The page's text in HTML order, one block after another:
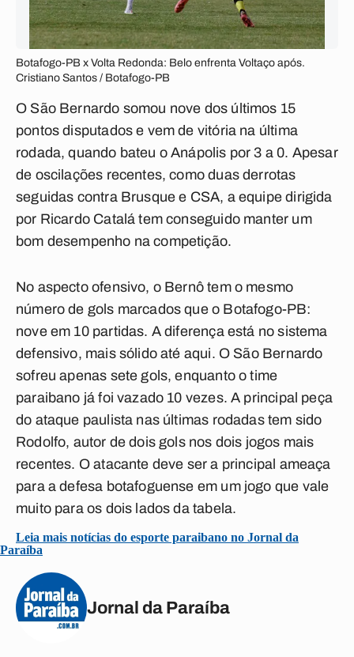
Botafogo-PB x Volta Redonda: Belo enfrenta Voltaço após.
Cristiano Santos / Botafogo-PB
O São Bernardo somou nove dos últimos 15
pontos disputados e vem de vitória na última
rodada, quando bateu o Anápolis por 3 a 0. Apesar
de oscilações recentes, como duas derrotas
seguidas contra Brusque e CSA, a equipe dirigida
por Ricardo Catalá tem conseguido manter um
bom desempenho na competição.
No aspecto ofensivo, o Bernô tem o mesmo
número de gols marcados que o Botafogo-PB:
nove em 10 partidas. A diferença está no sistema
defensivo, mais sólido até aqui. O São Bernardo
sofreu apenas sete gols, enquanto o time
paraibano já foi vazado 10 vezes. A principal peça
do ataque paulista nas últimas rodadas tem sido
Rodolfo, autor de dois gols nos dois jogos mais
recentes. O atacante deve ser a principal ameaça
para a defesa botafoguense em um jogo que vale
muito para os dois lados da tabela.
Leia mais notícias do esporte paraibano no Jornal da
Paraíba
Jornal da Paraíba